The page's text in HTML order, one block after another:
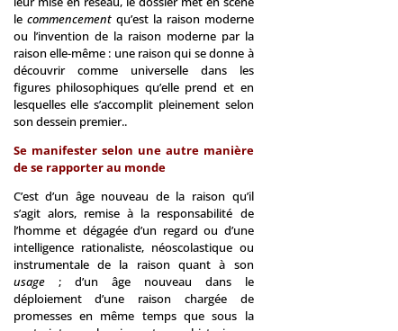
le commencementqu’est la raison moderne
ou l’invention de la raison moderne par la
raison elle-même : une raison qui se donne à
découvrir comme universelle dans les
figures philosophiques qu’elle prend et en
lesquelles elle s’accomplit pleinement selon
son dessein premier..
Se manifester selon une autre manière
de se rapporter au monde
C’est d’un âge nouveau de la raison qu’il
s’agit alors, remise à la responsabilité de
l’homme et dégagée d’un regard ou d’une
intelligence rationaliste, néoscolastique ou
instrumentale de la raison quant à son
usage; d’un âge nouveau dans le
déploiement d’une raison chargée de
promesses en même temps que sous la